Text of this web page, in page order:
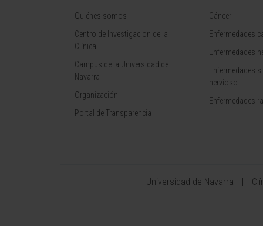
Quiénes somos
Centro de Investigacion de la
Clínica
Campus de la Universidad de
Navarra
Organización
Portal de Transparencia
Cáncer
Enfermedades
Enfermedades
Enfermedades
nervioso
Enfermedades
Universidad de Navarra